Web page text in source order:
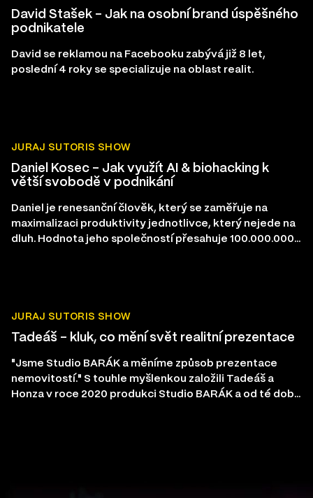
David Stašek – Jak na osobní brand úspěšného
podnikatele
David se reklamou na Facebooku zabývá již 8 let,
poslední 4 roky se specializuje na oblast realit.
JURAJ SUTORIS SHOW
Daniel Kosec – Jak využít AI & biohacking k
větší svobodě v podnikání
Daniel je renesanční člověk, který se zaměřuje na
maximalizaci produktivity jednotlivce, který nejede na
dluh. Hodnota jeho společností přesahuje 100.000.000
JURAJ SUTORIS SHOW
Tadeáš – kluk, co mění svět realitní prezentace
"Jsme Studio BARÁK a měníme způsob prezentace
nemovitostí." S touhle myšlenkou založili Tadeáš a
Honza v roce 2020 produkci Studio BARÁK a od té doby